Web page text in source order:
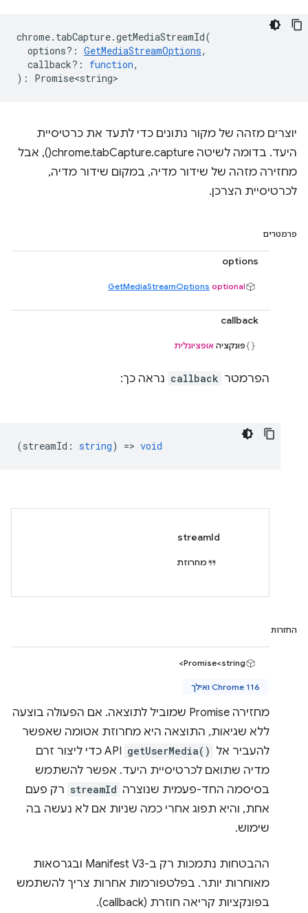
chrome. tabCapture.getMediaStreamId(
options? : GetMediaStreamOptions,
callback? : function,
) : Promise<string>
יוצרים מזהה של מקור נתונים כדי לתעד את כרטיסיית
היעד. בדומה לשיטה chrome.tabCapture.capture(), אבל
מחזירה מזהה של שידור מדיה, במקום שידור מדיה,
לכרטיסיית הצרכן.
פרמטרים
options
GetMediaStreamOptions optional
callback
פונקציה אופציונלית
הפרמטר callback נראה כך:
(streamId : string) => void
streamId
מחרוזת
החזרות
Promise<string>
Chrome 116 ואילך
מחזירה Promise שמוביל לתוצאה. אם הפעולה בוצעה
ללא שגיאות, התוצאה היא מחרוזת אטומה שאפשר
להעביר אל getUserMedia()
API כדי ליצור זרם
מדיה שתואם לכרטיסיית היעד. אפשר להשתמש
בסיסמה החד-פעמית שנוצרה streamId רק פעם
אחת, והיא תפוג אחרי כמה שניות אם לא נעשה בה
שימוש.
ההבטחות נתמכות רק ב-Manifest V3 ובגרסאות
מאוחרות יותר. בפלטפורמות אחרות צריך להשתמש
בפונקציות קריאה חוזרת (callback).